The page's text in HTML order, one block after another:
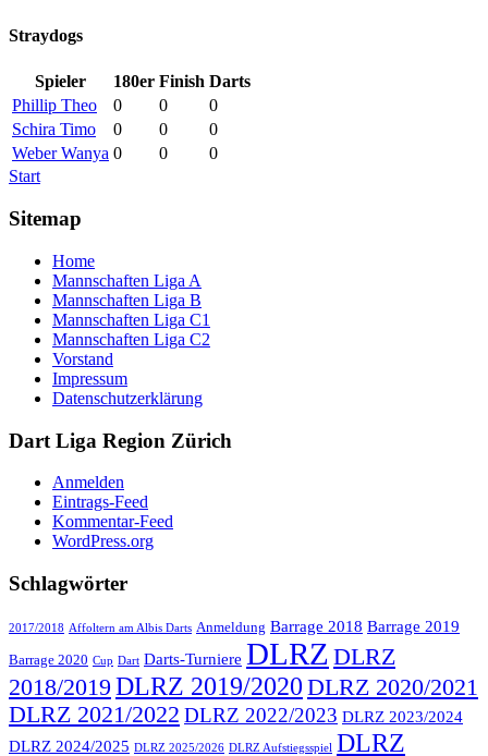
Straydogs
Spieler 180er Finish Darts
Phillip Theo
0 0
0
Schira Timo
0 0
0
Weber Wanya 0 0
0
Start
Sitemap
Home
Mannschaften Liga A
Mannschaften Liga B
Mannschaften Liga C1
Mannschaften Liga C2
Vorstand
Impressum
Datenschutzerklärung
Dart Liga Region Zürich
Anmelden
Eintrags-Feed
Kommentar-Feed
WordPress.org
Schlagwörter
2017/2018 Affoltern am Albis Darts Anmeldung Barrage 2018 Barrage 2019
Barrage 2020 Cup Dart Darts-Turniere DLRZ DLRZ
2018/2019 DLRZ 2019/2020 DLRZ 2020/2021
DLRZ 2021/2022 DLRZ 2022/2023 DLRZ 2023/2024
DLRZ 2024/2025 DLRZ 2025/2026 DLRZ Aufstiegsspiel DLRZ